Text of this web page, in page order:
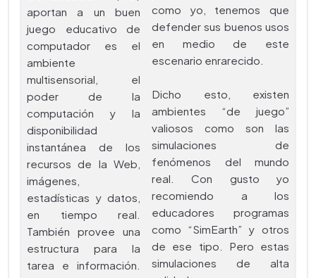
aportan a un buen
juego educativo de
computador es el
ambiente
multisensorial, el
poder de la
computación y la
disponibilidad
instantánea de los
recursos de la Web,
imágenes,
estadísticas y datos,
en tiempo real.
También provee una
estructura para la
tarea e información.
como yo, tenemos que
defender sus buenos usos
en medio de este
escenario enrarecido.
Dicho esto, existen
ambientes “de juego”
valiosos como son las
simulaciones de
fenómenos del mundo
real. Con gusto yo
recomiendo a los
educadores programas
como “SimEarth” y otros
de ese tipo. Pero estas
simulaciones de alta